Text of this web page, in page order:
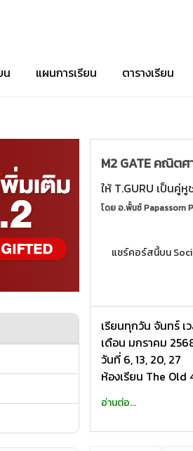
น แผนการเรียน ตารางเรียน
M2 GATE คณิต
ให้ T.GURU เป็นคู่
โดยอ.พั้นช์ Papassorn
แชร์คอร์สนี้บน
เรียนทุกวัน จันทร์ เ
เดือน มกราคม
วันที่ 6, 13, 20, 27
ห้องเรียน The Old
อ่านต่อ...